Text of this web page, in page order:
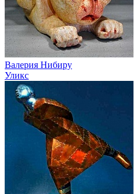
Валерия Нибиру
Уликс